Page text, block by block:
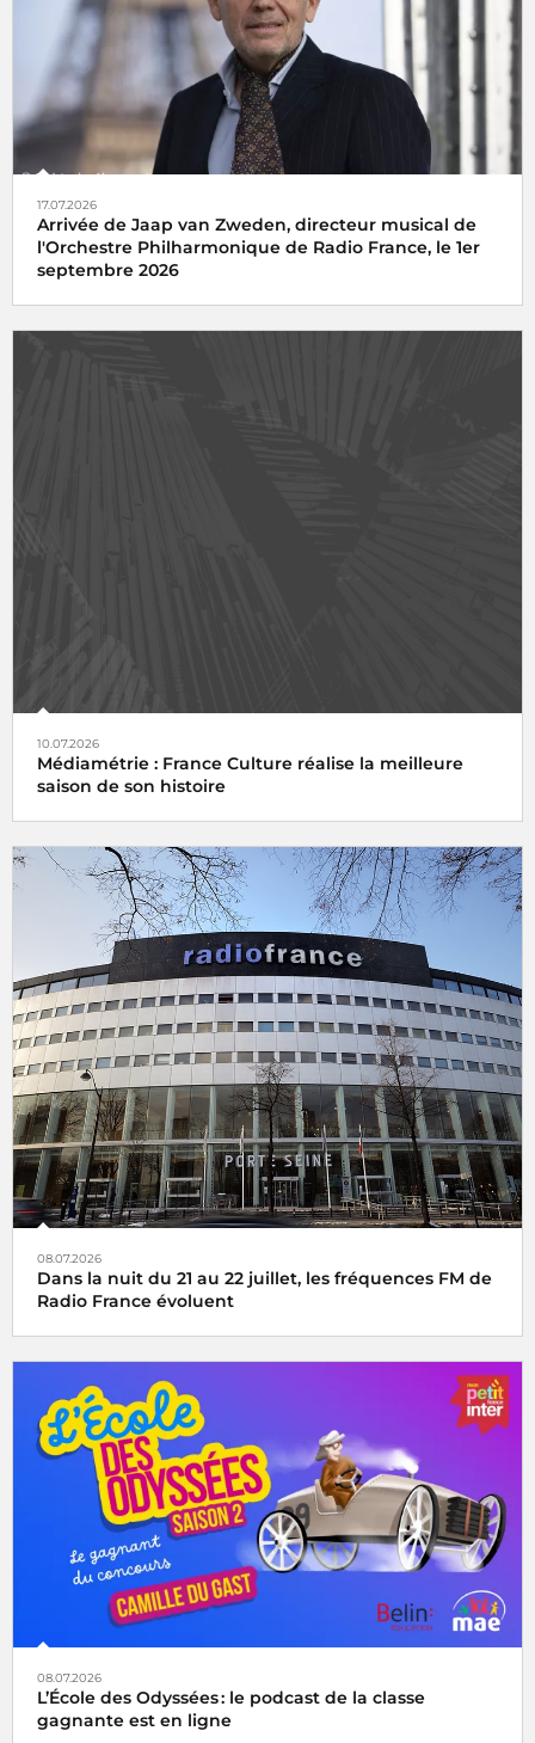
17.07.2026
Arrivée de Jaap van Zweden, directeur musical de
l'Orchestre Philharmonique de Radio France, le 1er
septembre 2026
10.07.2026
Médiamétrie : France Culture réalise la meilleure
saison de son histoire
08.07.2026
Dans la nuit du 21 au 22 juillet, les fréquences FM de
Radio France évoluent
08.07.2026
L’École des Odyssées : le podcast de la classe
gagnante est en ligne